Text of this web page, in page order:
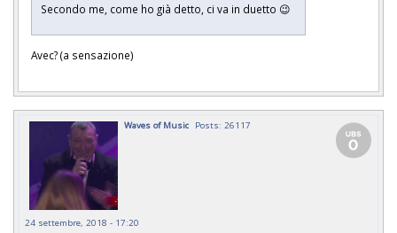
Secondo me, come ho già detto, ci va in duetto 😉
Avec? (a sensazione)
Waves of Music Posts: 26117
24 settembre, 2018 - 17:20